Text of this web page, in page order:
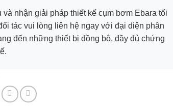
nhận giải pháp thiết kế cụm bơm Ebara tối
tác vui lòng liên hệ ngay với đại diện phân
đến những thiết bị đồng bộ, đầy đủ chứng